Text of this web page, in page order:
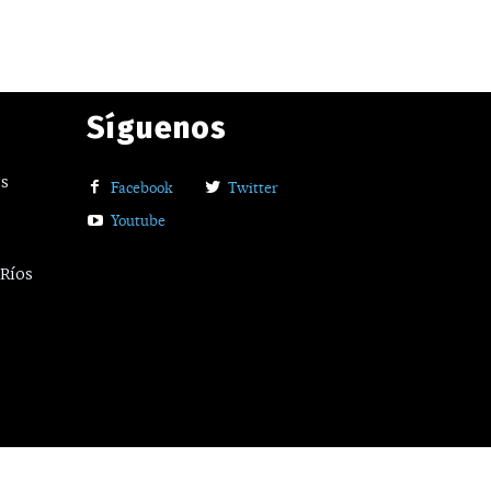
Síguenos
Facebook
Twitter
Youtube